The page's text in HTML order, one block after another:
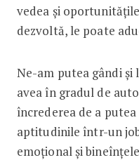
vedea și
dezvoltă, le poate
Ne-am putea gândi
avea în gradul de
încrederea de a
aptitudinile într-un
emoțional și